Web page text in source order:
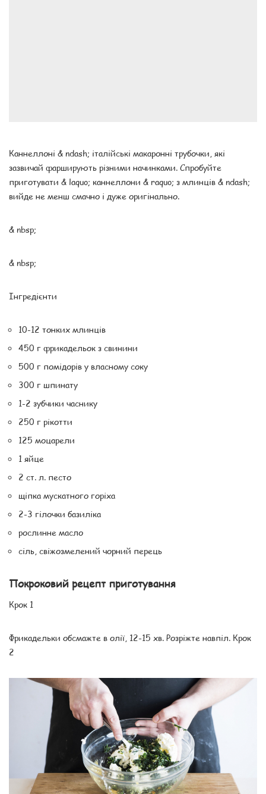
Каннеллоні & ndash; італійські макаронні трубочки, які
зазвичай фарширують різними начинками. Спробуйте
приготувати & laquo; каннеллони & raquo; з млинців & ndash;
вийде не менш смачно і дуже оригінально.
& nbsp;
& nbsp;
Інгредієнти
10-12 тонких млинців
450 г фрикадельок з свинини
500 г помідорів у власному соку
300 г шпинату
1-2 зубчики часнику
250 г рікотти
125 моцарели
1 яйце
2 ст. л. песто
щіпка мускатного горіха
2-3 гілочки базиліка
рослинне масло
сіль, свіжозмелений чорний перець
Покроковий рецепт приготування
Крок 1
Фрикадельки обсмажте в олії, 12-15 хв. Розріжте навпіл. Крок
2